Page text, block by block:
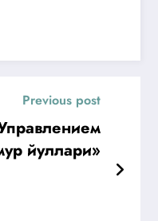
Previous post
йуллари»